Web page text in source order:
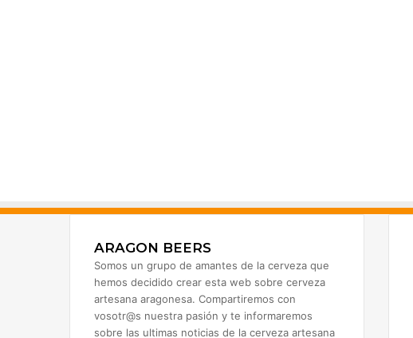
ARAGON BEERS
Somos un grupo de amantes de la cerveza que
hemos decidido crear esta web sobre cerveza
artesana aragonesa. Compartiremos con
vosotr@s nuestra pasión y te informaremos
sobre las ultimas noticias de la cerveza artesana